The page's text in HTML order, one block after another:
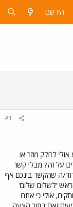
הירשם
#1
לחלק מוזר או
על זה? מבלי קשר
דוד/ה שהקשר בינכם אף
'לשלום שלום'
אולי כי אתם